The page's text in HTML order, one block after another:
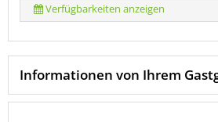
Verfügbarkeiten anzeigen
Informationen von Ihrem